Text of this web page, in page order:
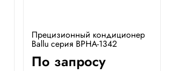
Прецизионный кондиционер
Ballu серия BPHA-1342
По запросу